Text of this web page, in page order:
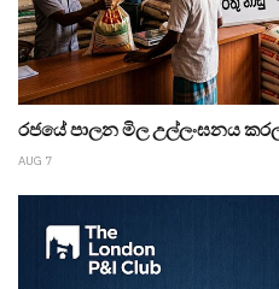
රජයේ පාලන මිල උල්ලංඝනය
AUG 7